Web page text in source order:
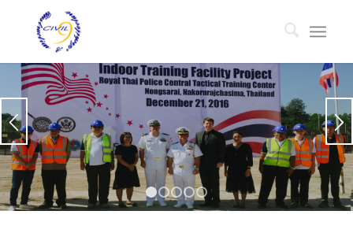
1 2 3 4 5